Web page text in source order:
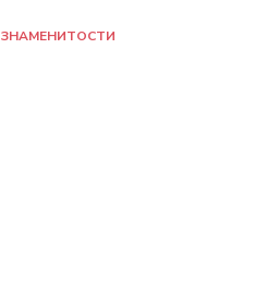
ЗНАМЕНИТОСТИ